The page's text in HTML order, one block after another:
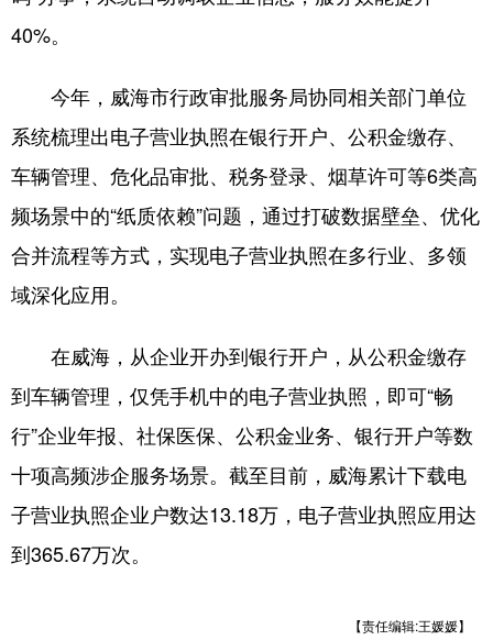
健康 军事 访谈 视频
食品 人居 信息化 乡村振兴
溯源中国 城市 旅游 能源
会展 彩票 娱乐 时尚
亚太网
地方频道
政事 文旅 社会民生 山东产经
文娱 融媒秀 地市 科教
健康
40%。
今年，威海市行政审批服务局协同相关部门单位
系统梳理出电子营业执照在银行开户、公积金缴存、
车辆管理、危化品审批、税务登录、烟草许可等6类高
频场景中的“纸质依赖”问题，通过打破数据壁垒、优化
合并流程等方式，实现电子营业执照在多行业、多领
域深化应用。
在威海，从企业开办到银行开户，从公积金缴存
到车辆管理，仅凭手机中的电子营业执照，即可“畅
行”企业年报、社保医保、公积金业务、银行开户等数
十项高频涉企服务场景。截至目前，威海累计下载电
子营业执照企业户数达13.18万，电子营业执照应用达
到365.67万次。
【责任编辑:王媛媛】